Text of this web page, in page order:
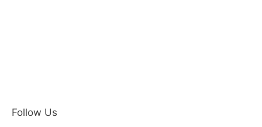
Follow Us